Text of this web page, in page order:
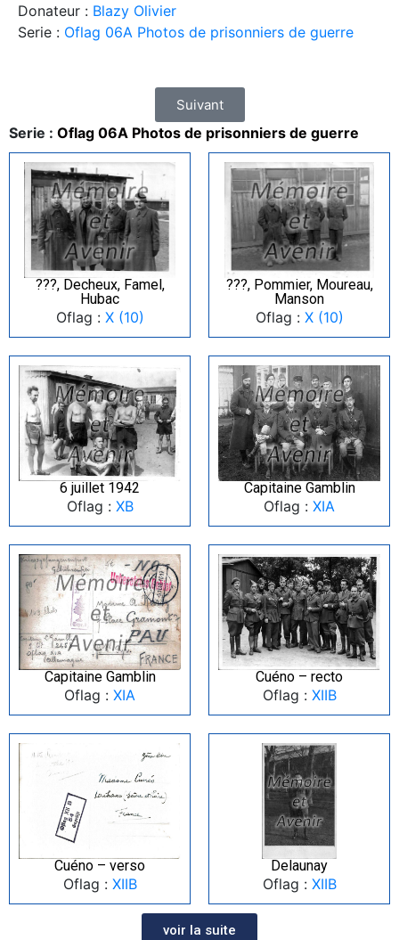
Donateur : Blazy Olivier
Serie : Oflag 06A Photos de prisonniers de guerre
Suivant
Serie : Oflag 06A Photos de prisonniers de guerre
???, Decheux, Famel,
Hubac
Oflag : X (10)
???, Pommier, Moureau,
Manson
Oflag : X (10)
6 juillet 1942
Oflag : XB
Capitaine Gamblin
Oflag : XIA
Capitaine Gamblin
Oflag : XIA
Cuéno – recto
Oflag : XIIB
Cuéno – verso
Oflag : XIIB
Delaunay
Oflag : XIIB
voir la suite